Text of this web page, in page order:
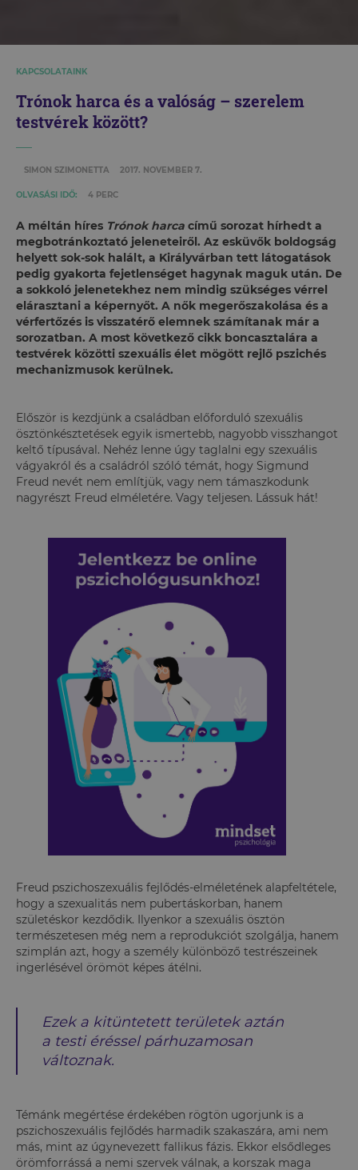
KAPCSOLATAINK
Trónok harca és a valóság – szerelem
testvérek között?
SIMON SZIMONETTA 2017. NOVEMBER 7.
OLVASÁSI IDŐ: 4 PERC
A méltán híres Trónok harca című sorozat hírhedt a
megbotránkoztató jeleneteiről. Az esküvők boldogság
helyett sok-sok halált, a Királyvárban tett látogatások
pedig gyakorta fejetlenséget hagynak maguk után. De
a sokkoló jelenetekhez nem mindig szükséges vérrel
elárasztani a képernyőt. A nők megerőszakolása és a
vérfertőzés is visszatérő elemnek számítanak már a
sorozatban. A most következő cikk boncasztalára a
testvérek közötti szexuális élet mögött rejlő pszichés
mechanizmusok kerülnek.
Először is kezdjünk a családban előforduló szexuális
ösztönkésztetések egyik ismertebb, nagyobb visszhangot
keltő típusával. Nehéz lenne úgy taglalni egy szexuális
vágyakról és a családról szóló témát, hogy Sigmund
Freud nevét nem említjük, vagy nem támaszkodunk
nagyrészt Freud elméletére. Vagy teljesen. Lássuk hát!
Freud pszichoszexuális fejlődés-elméletének alapfeltétele,
hogy a szexualitás nem pubertáskorban, hanem
születéskor kezdődik. Ilyenkor a szexuális ösztön
természetesen még nem a reprodukciót szolgálja, hanem
szimplán azt, hogy a személy különböző testrészeinek
ingerlésével örömöt képes átélni.
Ezek a kitüntetett területek aztán
a testi éréssel párhuzamosan
változnak.
Témánk megértése érdekében rögtön ugorjunk is a
pszichoszexuális fejlődés harmadik szakaszára, ami nem
más, mint az úgynevezett fallikus fázis. Ekkor elsődleges
örömforrássá a nemi szervek válnak, a korszak maga